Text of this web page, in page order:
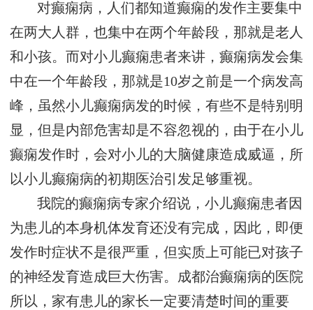
对癫痫病，人们都知道癫痫的发作主要集中
在两大人群，也集中在两个年龄段，那就是老人
和小孩。而对小儿癫痫患者来讲，癫痫病发会集
中在一个年龄段，那就是10岁之前是一个病发高
峰，虽然小儿癫痫病发的时候，有些不是特别明
显，但是内部危害却是不容忽视的，由于在小儿
癫痫发作时，会对小儿的大脑健康造成威逼，所
以小儿癫痫病的初期医治引发足够重视。
我院的癫痫病专家介绍说，小儿癫痫患者因
为患儿的本身机体发育还没有完成，因此，即便
发作时症状不是很严重，但实质上可能已对孩子
的神经发育造成巨大伤害。 成都治癫痫病的医院
所以，家有患儿的家长一定要清楚时间的重要